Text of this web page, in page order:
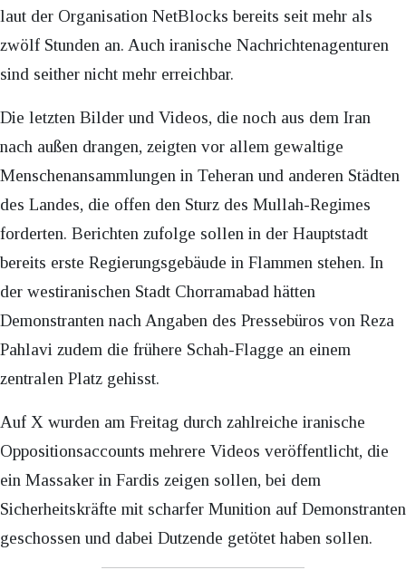
laut der Organisation NetBlocks bereits seit mehr als
zwölf Stunden an. Auch iranische Nachrichtenagenturen
sind seither nicht mehr erreichbar.
Die letzten Bilder und Videos, die noch aus dem Iran
nach außen drangen, zeigten vor allem gewaltige
Menschenansammlungen in Teheran und anderen Städten
des Landes, die offen den Sturz des Mullah-Regimes
forderten. Berichten zufolge sollen in der Hauptstadt
bereits erste Regierungsgebäude in Flammen stehen. In
der westiranischen Stadt Chorramabad hätten
Demonstranten nach Angaben des Pressebüros von Reza
Pahlavi zudem die frühere Schah-Flagge an einem
zentralen Platz gehisst.
Auf X wurden am Freitag durch zahlreiche iranische
Oppositionsaccounts mehrere Videos veröffentlicht, die
ein Massaker in Fardis zeigen sollen, bei dem
Sicherheitskräfte mit scharfer Munition auf Demonstranten
geschossen und dabei Dutzende getötet haben sollen.